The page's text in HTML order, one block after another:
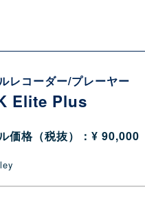
レコーダー/プレーヤー
Elite Plus
価格（税抜）：¥ 90,000